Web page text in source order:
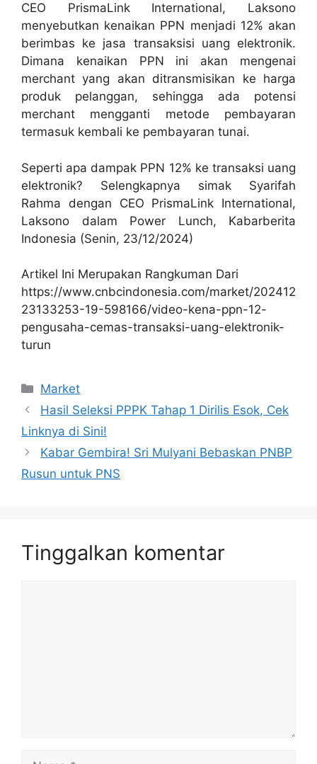
CEO PrismaLink International, Laksono
menyebutkan kenaikan PPN menjadi 12% akan
berimbas ke jasa transaksisi uang elektronik.
Dimana kenaikan PPN ini akan mengenai
merchant yang akan ditransmisikan ke harga
produk pelanggan, sehingga ada potensi
merchant mengganti metode pembayaran
termasuk kembali ke pembayaran tunai.
Seperti apa dampak PPN 12% ke transaksi uang
elektronik? Selengkapnya simak Syarifah
Rahma dengan CEO PrismaLink International,
Laksono dalam Power Lunch, Kabarberita
Indonesia (Senin, 23/12/2024)
Artikel Ini Merupakan Rangkuman Dari
https://www.cnbcindonesia.com/market/202412
23133253-19-598166/video-kena-ppn-12-
pengusaha-cemas-transaksi-uang-elektronik-
turun
Kategori
Market
Hasil Seleksi PPPK Tahap 1 Dirilis Esok, Cek
Linknya di Sini!
Kabar Gembira! Sri Mulyani Bebaskan PNBP
Rusun untuk PNS
Tinggalkan komentar
Nama